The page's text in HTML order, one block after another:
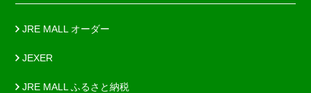
JRE MALL オーダー
JEXER
JRE MALL ふるさと納税